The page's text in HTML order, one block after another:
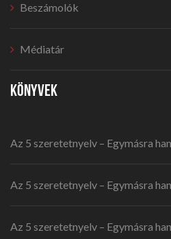
Beszámolók
Médiatár
KÖNYVEK
Az 5 szeretetnyelv – Egymásra
Az 5 szeretetnyelv – Egymásra
Az 5 szeretetnyelv – Egymásra